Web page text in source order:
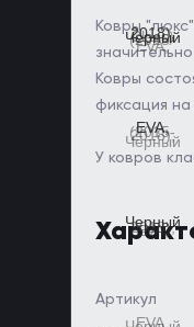
Ковры
Ковры
фиксация
У ковров
Артикул